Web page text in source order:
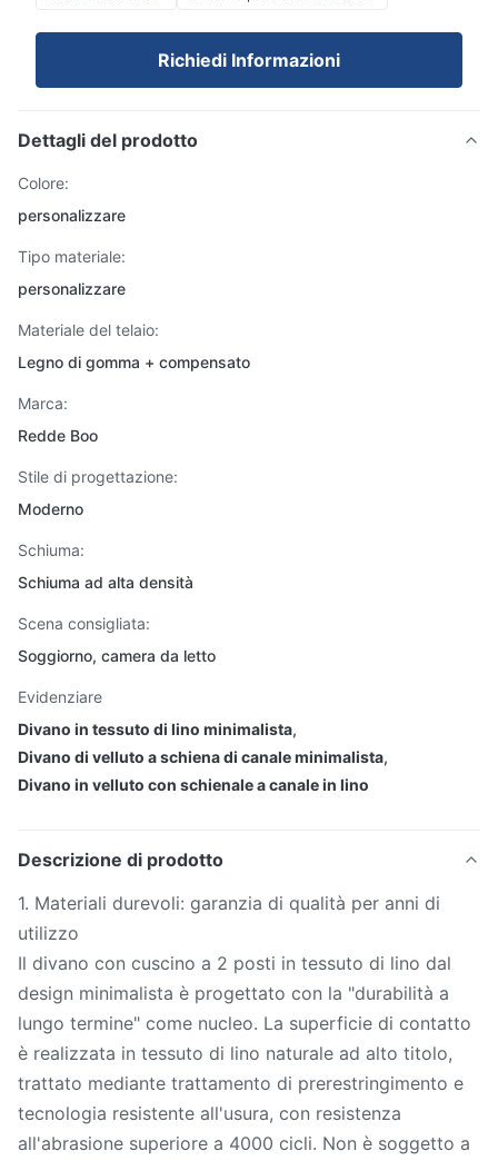
Richiedi Informazioni
Dettagli del prodotto
Colore:
personalizzare
Tipo materiale:
personalizzare
Materiale del telaio:
Legno di gomma + compensato
Marca:
Redde Boo
Stile di progettazione:
Moderno
Schiuma:
Schiuma ad alta densità
Scena consigliata:
Soggiorno, camera da letto
Evidenziare
Divano in tessuto di lino minimalista,
Divano di velluto a schiena di canale minimalista,
Divano in velluto con schienale a canale in lino
Descrizione di prodotto
1. Materiali durevoli: garanzia di qualità per anni di
utilizzo
Il divano con cuscino a 2 posti in tessuto di lino dal
design minimalista è progettato con la "durabilità a
lungo termine" come nucleo. La superficie di contatto
è realizzata in tessuto di lino naturale ad alto titolo,
trattato mediante trattamento di prerestringimento e
tecnologia resistente all'usura, con resistenza
all'abrasione superiore a 4000 cicli. Non è soggetto a